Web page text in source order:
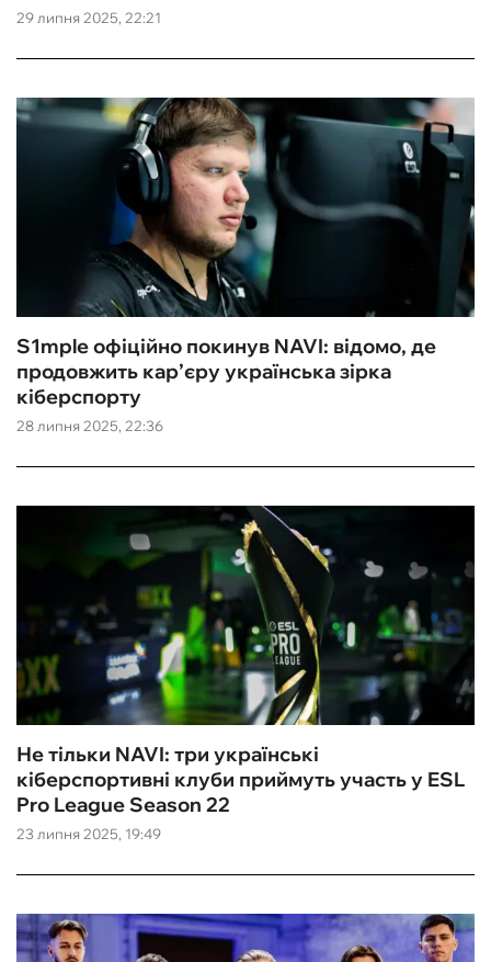
29 липня 2025, 22:21
28 липня 2025, 22:36
S1mple офіційно покинув NAVI: відомо, де
продовжить кар’єру українська зірка
кіберспорту
23 липня 2025, 19:49
Не тільки NAVI: три українські
кіберспортивні клуби приймуть участь у ESL
Pro League Season 22